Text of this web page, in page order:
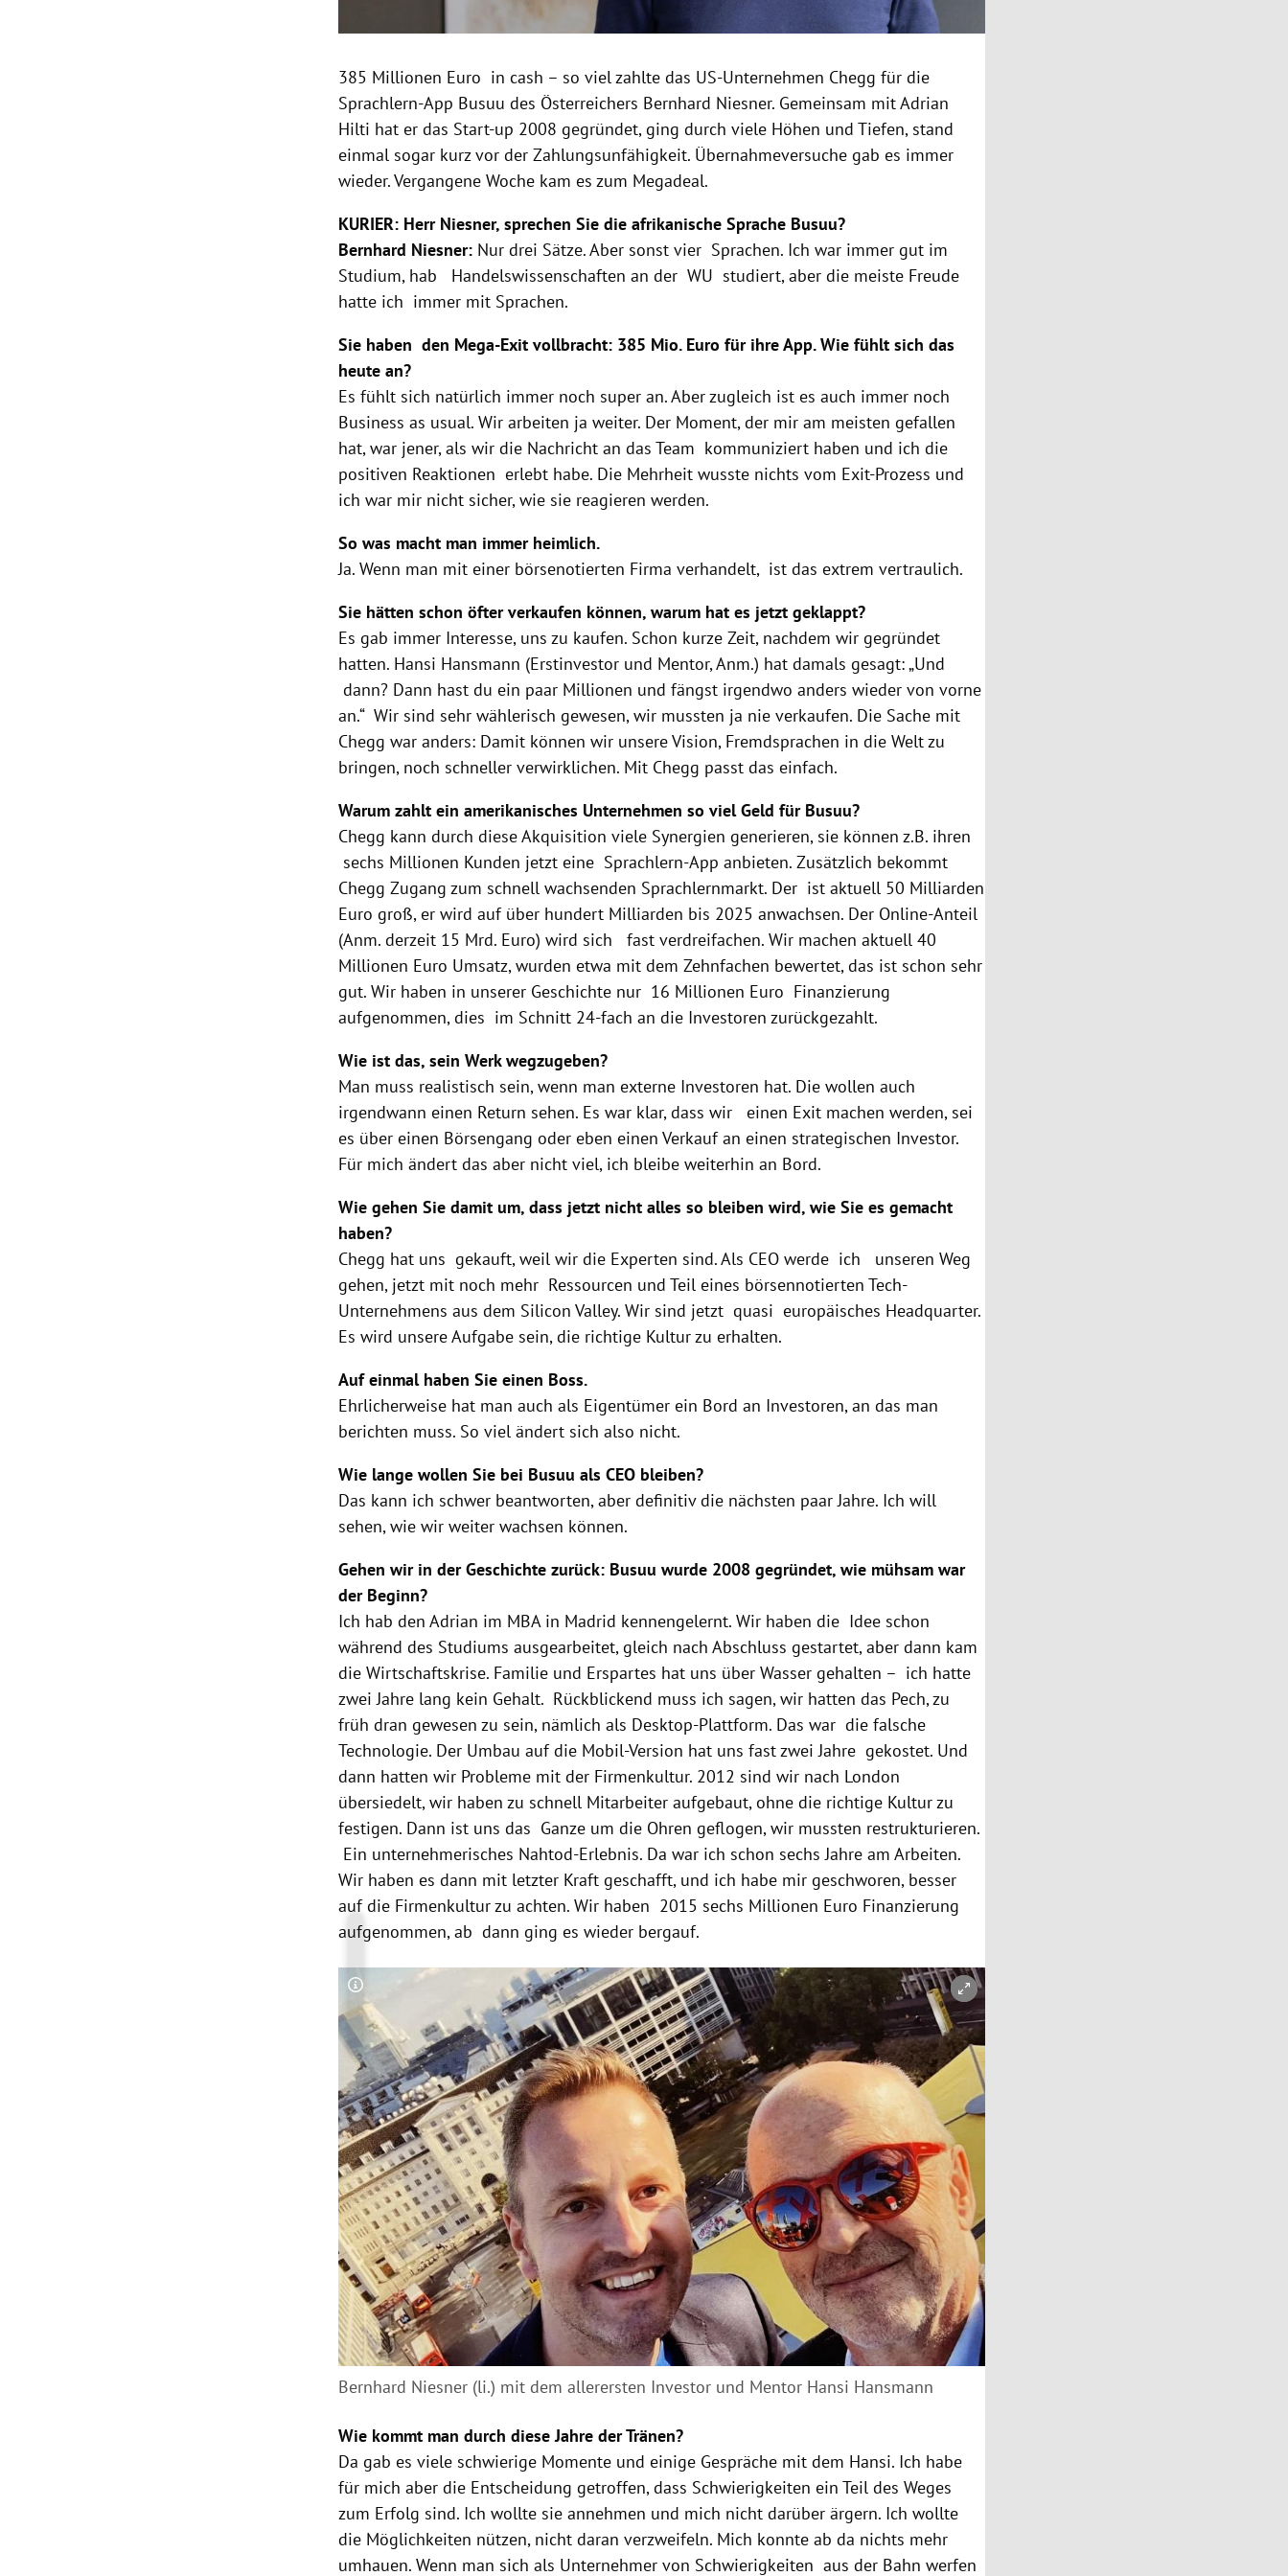
385 Millionen Euro in cash – so viel zahlte das US-Unternehmen Chegg für die
Sprachlern-App Busuu des Österreichers Bernhard Niesner. Gemeinsam mit Adrian
Hilti hat er das Start-up 2008 gegründet, ging durch viele Höhen und Tiefen, stand
einmal sogar kurz vor der Zahlungsunfähigkeit. Übernahmeversuche gab es immer
wieder. Vergangene Woche kam es zum Megadeal.
KURIER: Herr Niesner, sprechen Sie die afrikanische Sprache Busuu?
Bernhard Niesner: Nur drei Sätze. Aber sonst vier Sprachen. Ich war immer gut im
Studium, hab Handelswissenschaften an der WU studiert, aber die meiste Freude
hatte ich immer mit Sprachen.
Sie haben den Mega-Exit vollbracht: 385 Mio. Euro für ihre App. Wie fühlt sich das
heute an?
Es fühlt sich natürlich immer noch super an. Aber zugleich ist es auch immer noch
Business as usual. Wir arbeiten ja weiter. Der Moment, der mir am meisten gefallen
hat, war jener, als wir die Nachricht an das Team kommuniziert haben und ich die
positiven Reaktionen erlebt habe. Die Mehrheit wusste nichts vom Exit-Prozess und
ich war mir nicht sicher, wie sie reagieren werden.
So was macht man immer heimlich.
Ja. Wenn man mit einer börsenotierten Firma verhandelt, ist das extrem vertraulich.
Sie hätten schon öfter verkaufen können, warum hat es jetzt geklappt?
Es gab immer Interesse, uns zu kaufen. Schon kurze Zeit, nachdem wir gegründet
hatten. Hansi Hansmann (Erstinvestor und Mentor, Anm.) hat damals gesagt: „Und
dann? Dann hast du ein paar Millionen und fängst irgendwo anders wieder von vorne
an.“ Wir sind sehr wählerisch gewesen, wir mussten ja nie verkaufen. Die Sache mit
Chegg war anders: Damit können wir unsere Vision, Fremdsprachen in die Welt zu
bringen, noch schneller verwirklichen. Mit Chegg passt das einfach.
Warum zahlt ein amerikanisches Unternehmen so viel Geld für Busuu?
Chegg kann durch diese Akquisition viele Synergien generieren, sie können z.B. ihren
sechs Millionen Kunden jetzt eine Sprachlern-App anbieten. Zusätzlich bekommt
Chegg Zugang zum schnell wachsenden Sprachlernmarkt. Der ist aktuell 50 Milliarden
Euro groß, er wird auf über hundert Milliarden bis 2025 anwachsen. Der Online-Anteil
(Anm. derzeit 15 Mrd. Euro) wird sich fast verdreifachen. Wir machen aktuell 40
Millionen Euro Umsatz, wurden etwa mit dem Zehnfachen bewertet, das ist schon sehr
gut. Wir haben in unserer Geschichte nur 16 Millionen Euro Finanzierung
aufgenommen, dies im Schnitt 24-fach an die Investoren zurückgezahlt.
Wie ist das, sein Werk wegzugeben?
Man muss realistisch sein, wenn man externe Investoren hat. Die wollen auch
irgendwann einen Return sehen. Es war klar, dass wir einen Exit machen werden, sei
es über einen Börsengang oder eben einen Verkauf an einen strategischen Investor.
Für mich ändert das aber nicht viel, ich bleibe weiterhin an Bord.
Wie gehen Sie damit um, dass jetzt nicht alles so bleiben wird, wie Sie es gemacht
haben?
Chegg hat uns gekauft, weil wir die Experten sind. Als CEO werde ich unseren Weg
gehen, jetzt mit noch mehr Ressourcen und Teil eines börsennotierten Tech-
Unternehmens aus dem Silicon Valley. Wir sind jetzt quasi europäisches Headquarter.
Es wird unsere Aufgabe sein, die richtige Kultur zu erhalten.
Auf einmal haben Sie einen Boss.
Ehrlicherweise hat man auch als Eigentümer ein Bord an Investoren, an das man
berichten muss. So viel ändert sich also nicht.
Wie lange wollen Sie bei Busuu als CEO bleiben?
Das kann ich schwer beantworten, aber definitiv die nächsten paar Jahre. Ich will
sehen, wie wir weiter wachsen können.
Gehen wir in der Geschichte zurück: Busuu wurde 2008 gegründet, wie mühsam war
der Beginn?
Ich hab den Adrian im MBA in Madrid kennengelernt. Wir haben die Idee schon
während des Studiums ausgearbeitet, gleich nach Abschluss gestartet, aber dann kam
die Wirtschaftskrise. Familie und Erspartes hat uns über Wasser gehalten – ich hatte
zwei Jahre lang kein Gehalt. Rückblickend muss ich sagen, wir hatten das Pech, zu
früh dran gewesen zu sein, nämlich als Desktop-Plattform. Das war die falsche
Technologie. Der Umbau auf die Mobil-Version hat uns fast zwei Jahre gekostet. Und
dann hatten wir Probleme mit der Firmenkultur. 2012 sind wir nach London
übersiedelt, wir haben zu schnell Mitarbeiter aufgebaut, ohne die richtige Kultur zu
festigen. Dann ist uns das Ganze um die Ohren geflogen, wir mussten restrukturieren.
Ein unternehmerisches Nahtod-Erlebnis. Da war ich schon sechs Jahre am Arbeiten.
Wir haben es dann mit letzter Kraft geschafft, und ich habe mir geschworen, besser
auf die Firmenkultur zu achten. Wir haben 2015 sechs Millionen Euro Finanzierung
aufgenommen, ab dann ging es wieder bergauf.
Copyright-Hinweis öffnen/schließen
Bernhard Niesner (li.) mit dem allerersten Investor und Mentor Hansi Hansmann
Wie kommt man durch diese Jahre der Tränen?
Da gab es viele schwierige Momente und einige Gespräche mit dem Hansi. Ich habe
für mich aber die Entscheidung getroffen, dass Schwierigkeiten ein Teil des Weges
zum Erfolg sind. Ich wollte sie annehmen und mich nicht darüber ärgern. Ich wollte
die Möglichkeiten nützen, nicht daran verzweifeln. Mich konnte ab da nichts mehr
umhauen. Wenn man sich als Unternehmer von Schwierigkeiten aus der Bahn werfen